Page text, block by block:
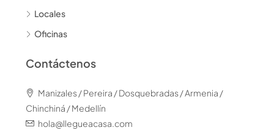
Locales
Oficinas
Contáctenos
Manizales / Pereira / Dosquebradas / Armenia /
Chinchiná / Medellín
hola@llegueacasa.com